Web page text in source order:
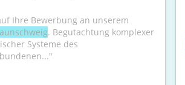
Ihre Bewerbung an unserem
. Begutachtung komplexer
Systeme des